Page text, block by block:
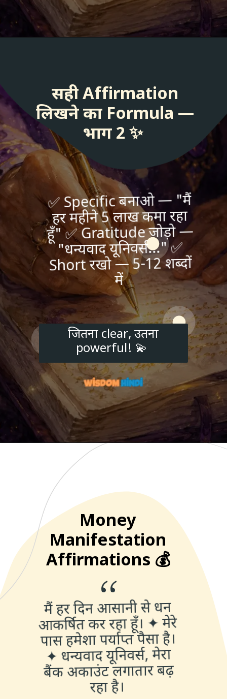
सही Affirmation
लिखने का Formula —
भाग 2 ✨
✅ Specific बनाओ — "मैं
हर महीने 5 लाख कमा रहा
हूँ" ✅ Gratitude जोड़ो —
"धन्यवाद यूनिवर्स..." ✅
Short रखो — 5-12 शब्दों
में
जितना clear, उतना
powerful! 💫
“
मैं हर दिन आसानी से धन
आकर्षित कर रहा हूँ। ✦ मेरे
पास हमेशा पर्याप्त पैसा है।
✦ धन्यवाद यूनिवर्स, मेरा
बैंक अकाउंट लगातार बढ़
रहा है।
Money
Manifestation
Affirmations 💰